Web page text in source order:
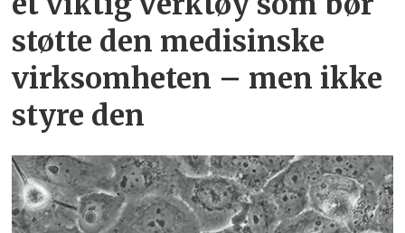
støtte den medisinske
virksomheten – men ikke
styre den